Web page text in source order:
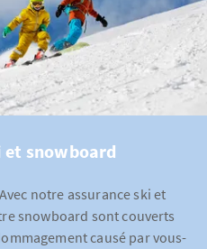
et snowboard
notre assurance ski et
snowboard sont couverts
causé par vous-